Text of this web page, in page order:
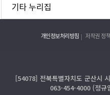
기타 누리집
개인정보처리방침 저작권 정책
[54078] 전북특별자치도 군산시
063-454-4000 (정규